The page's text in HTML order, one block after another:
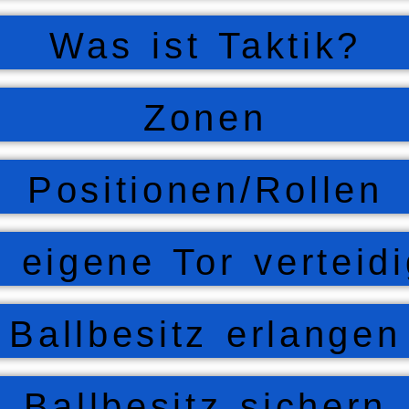
Was ist Taktik?
Zonen
Positionen/Rollen
eigene Tor
Ballbesitz erlangen